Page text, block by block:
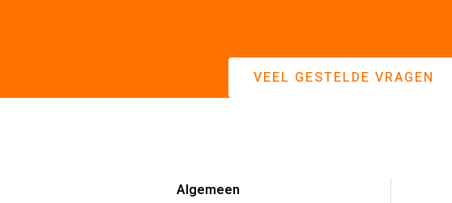
VEEL GESTELDE VRAGEN
Algemeen